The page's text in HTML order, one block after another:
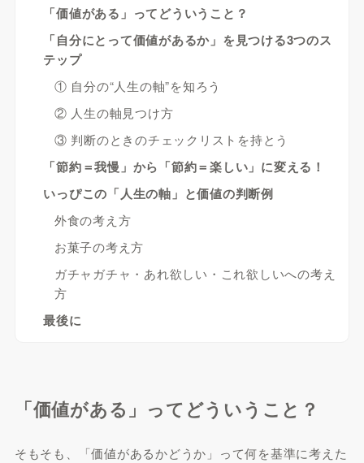
「価値がある」ってどういうこと？
「自分にとって価値があるか」を見つける3つのス
テップ
① 自分の“人生の軸”を知ろう
② 人生の軸見つけ方
③ 判断のときのチェックリストを持とう
「節約＝我慢」から「節約＝楽しい」に変える！
いっぴこの「人生の軸」と価値の判断例
外食の考え方
お菓子の考え方
ガチャガチャ・あれ欲しい・これ欲しいへの考え
方
最後に
「価値がある」ってどういうこと？
そもそも、「価値があるかどうか」って何を基準に考えた